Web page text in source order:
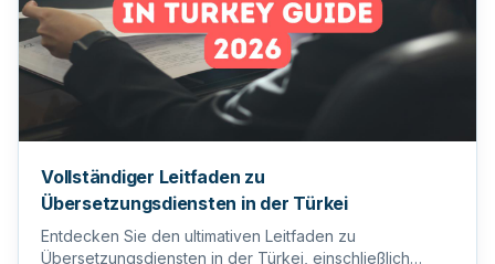
Vollständiger Leitfaden zu
Übersetzungsdiensten in der Türkei
Entdecken Sie den ultimativen Leitfaden zu
Übersetzungsdiensten in der Türkei, einschließlich